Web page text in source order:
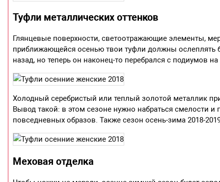
Туфли металлических оттенков
Глянцевые поверхности, светоотражающие элементы,
приближающейся осенью твои туфли должны ослеплять
назад, но теперь он наконец-то перебрался с подиумов
Холодный серебристый или теплый золотой металлик
Вывод такой: в этом сезоне нужно набраться смелости
повседневных образов. Также сезон осень-зима 2018-
Меховая отделка